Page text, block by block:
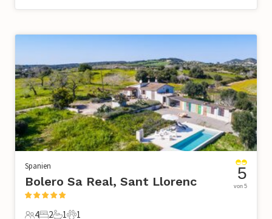
Spanien
Bolero Sa Real, Sant Llorenc
4 2 1 1
5
von 5